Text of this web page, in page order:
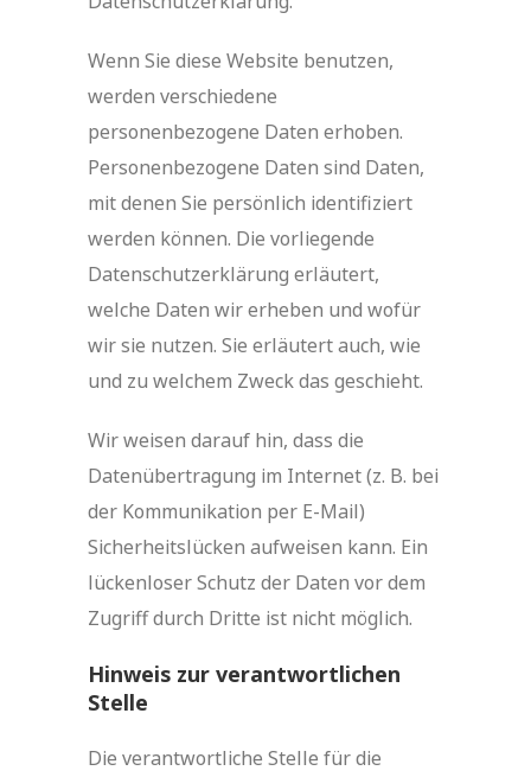
Wenn Sie diese Website benutzen,
werden verschiedene
personenbezogene Daten erhoben.
Personenbezogene Daten sind Daten,
mit denen Sie persönlich identifiziert
werden können. Die vorliegende
Datenschutzerklärung erläutert,
welche Daten wir erheben und wofür
wir sie nutzen. Sie erläutert auch, wie
und zu welchem Zweck das geschieht.
Wir weisen darauf hin, dass die
Datenübertragung im Internet (z. B. bei
der Kommunikation per E-Mail)
Sicherheitslücken aufweisen kann. Ein
lückenloser Schutz der Daten vor dem
Zugriff durch Dritte ist nicht möglich.
Hinweis zur verantwortlichen
Stelle
Die verantwortliche Stelle für die